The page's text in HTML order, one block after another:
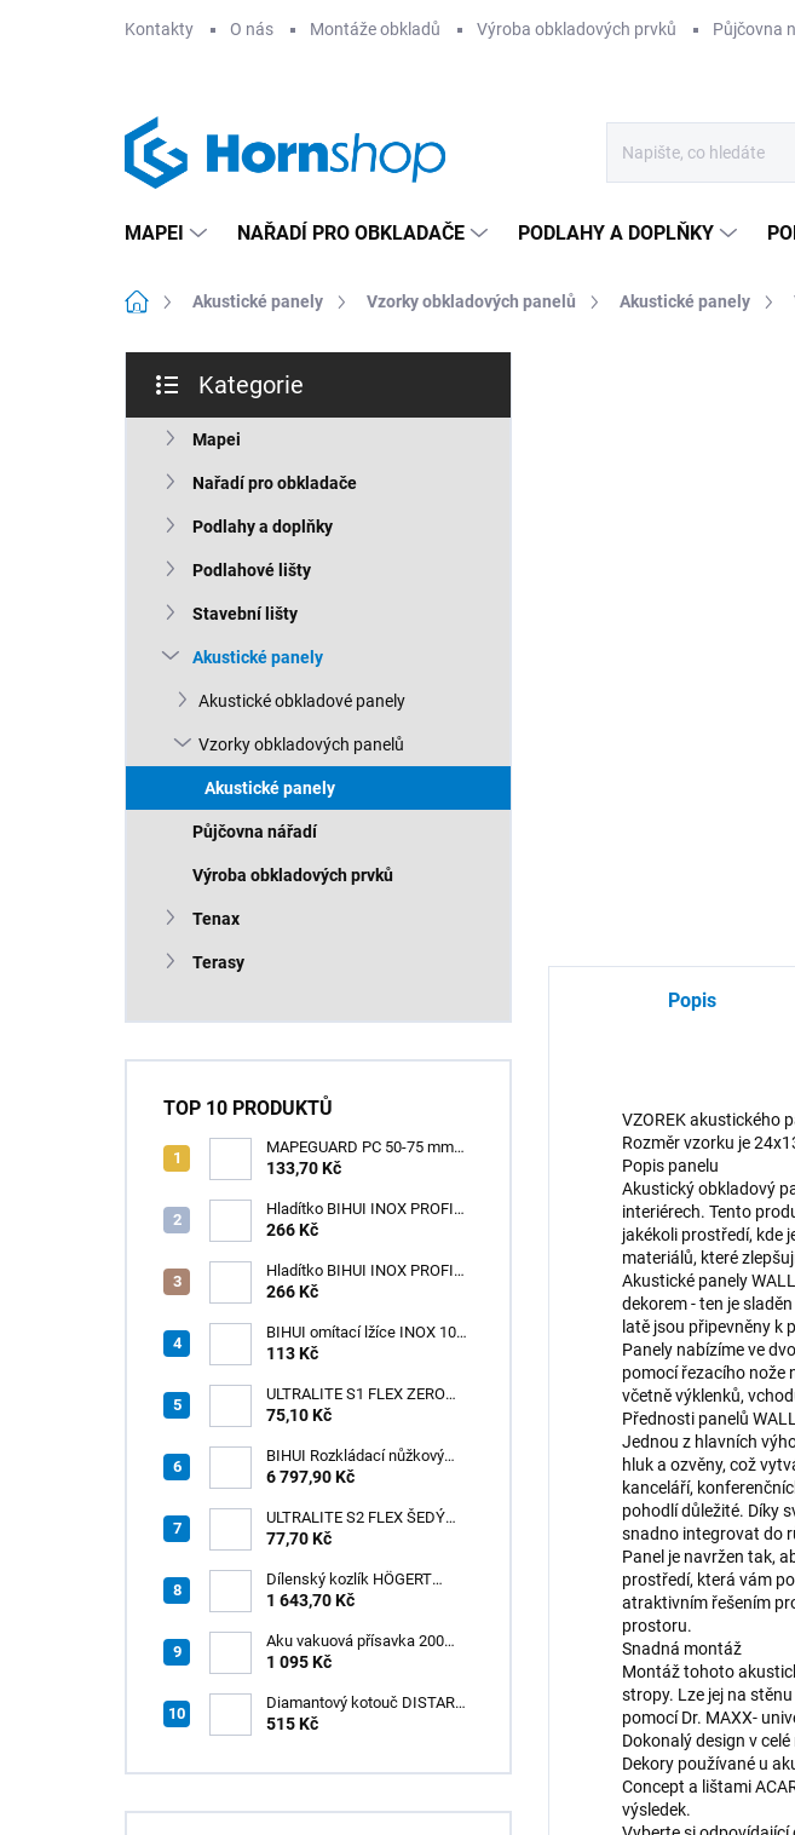
Kontakty O nás Montáže obkladů Výroba obkladových prvků Půjčovna
MAPEI NAŘADÍ PRO OBKLADAČE PODLAHY A DOPLŇKY
Domů Akustické panely Vzorky obkladových panelů Akustické panely
s
kategorie
Kategorie
Mapei
Nařadí pro obkladače
Podlahy a doplňky
Podlahové lišty
Stavební lišty
Akustické panely
Akustické obkladové panely
Vzorky obkladových panelů
Akustické panely
Půjčovna nářadí
Výroba obkladových prvků
Tenax
Terasy
TOP 10 PRODUKTŮ
MAPEGUARD PC 50-75 mm
(1box=25ks) /1ks
133,70 Kč
Hladítko BIHUI INOX PROFI
280 x 120 mm zub 12mm -
266 Kč
Hladítko BIHUI INOX PROFI
280 x 120 mm zub 3,2mm -
266 Kč
BIHUI omítací lžíce INOX 100
× 110 mm – měkká
113 Kč
ULTRALITE S1 FLEX ZERO
BÍLÝ NOVINKA/15kg
75,10 Kč
BIHUI Rozkládací nůžkový
pracovní stůl 221×113×73 cm
6 797,90 Kč
ULTRALITE S2 FLEX ŠEDÝ
/15kg
77,70 Kč
Dílenský kozlík HÖGERT
HT7G551
1 643,70 Kč
Aku vakuová přísavka 200
mm s LCD displejem (150 kg)
1 095 Kč
Diamantový kotouč DISTAR
GREEN CUT
515 Kč
Popis
VZOREK akustického
Rozměr vzorku je
Popis panelu
Akustický obkladový
interiérech. Tento
jakékoli prostředí, kde
materiálů, které
Akustické panely
dekorem - ten je
latě jsou připevněny k
Panely nabízíme ve
pomocí řezacího nože
včetně výklenků,
Přednosti panelů
Jednou z hlavních
hluk a ozvěny, což
kanceláří,
pohodlí důležité. Díky
snadno integrovat do
Panel je navržen tak,
prostředí, která vám
atraktivním řešením
prostoru.
Snadná montáž
Montáž tohoto
stropy. Lze jej na
pomocí Dr. MAXX-
Dokonalý design v
Dekory používané u
Concept a lištami
výsledek.